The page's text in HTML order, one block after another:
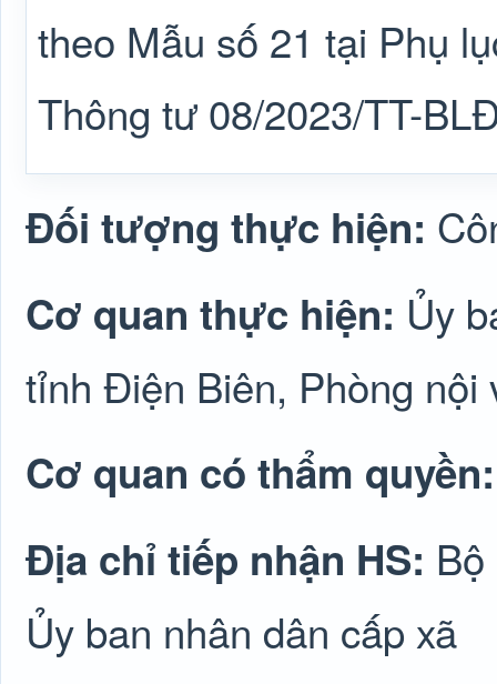
theo Mẫu số 21 tại Phụ
Thông tư 08/2023/TT-
Đối tượng thực hiện:
Cơ quan thực hiện: Ủy
tỉnh Điện Biên, Phòng nội
Cơ quan có thẩm
Địa chỉ tiếp nhận HS:
Ủy ban nhân dân cấp xã